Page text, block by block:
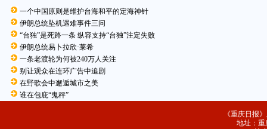
一个中国原则是维护台海和平的定海神针
伊朗总统坠机遇难事件三问
“台独”是死路一条 纵容支持“台独”注定失败
伊朗总统易卜拉欣·莱希
一条老渡轮为何被240万人关注
别让观众在连环广告中追剧
在野歌会中邂逅城市之美
谁在包庇“鬼秤”
《重庆日报
地址：重